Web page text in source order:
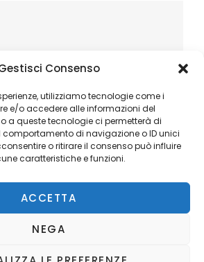
Consenso
utilizziamo tecnologie come i
e/o accedere alle informazioni del
a queste tecnologie ci permetterà di
di navigazione o ID unici
o ritirare il consenso può influire
caratteristiche e funzioni.
ACCETTA
NEGA